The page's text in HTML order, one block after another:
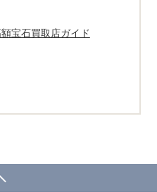
宝石買取店ガイド